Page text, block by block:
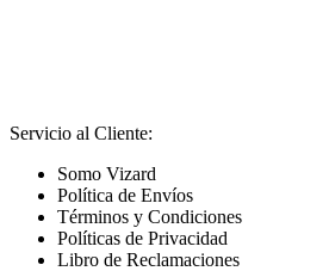
Servicio al Cliente:
Somo Vizard
Política de Envíos
Términos y Condiciones
Políticas de Privacidad
Libro de Reclamaciones